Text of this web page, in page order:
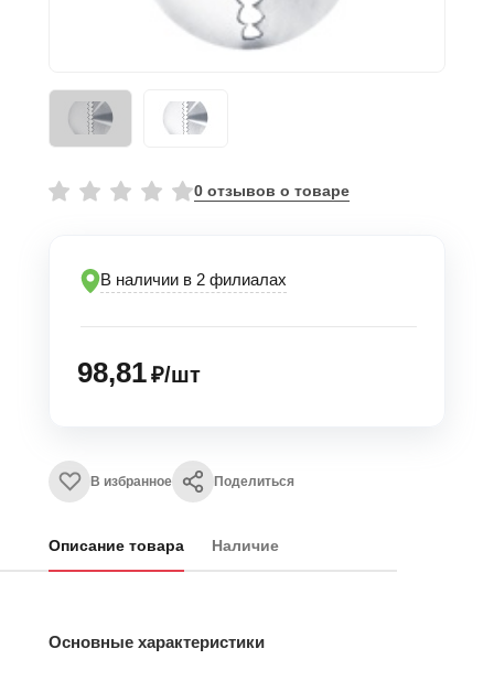
0 отзывов о товаре
В наличии в 2 филиалах
98,81₽/шт
В избранное Поделиться
Описание товара Наличие
Основные характеристики